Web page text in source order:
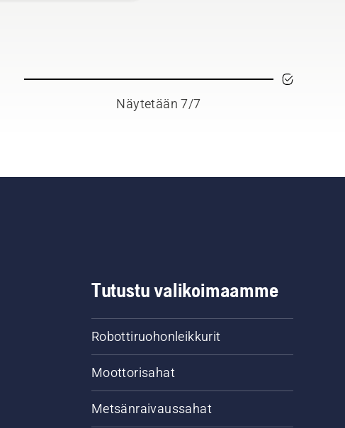
Näytetään 7/7
Tutustu valikoimaamme
Robottiruohonleikkurit
Moottorisahat
Metsänraivaussahat